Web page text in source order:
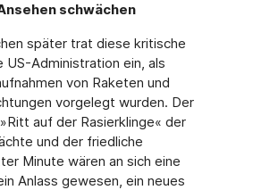
schwächen
später trat diese kritische
US-Administration ein, als
von Raketen und
vorgelegt wurden. Der
auf der Rasierklinge« der
und der friedliche
Minute wären an sich eine
Anlass gewesen, ein neues